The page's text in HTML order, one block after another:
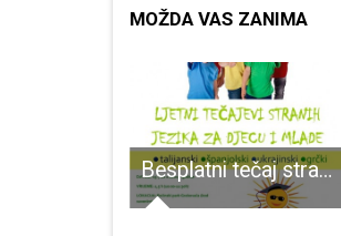
MOŽDA VAS ZANIMA
Besplatni tečaj stranih jezika u Grabovači